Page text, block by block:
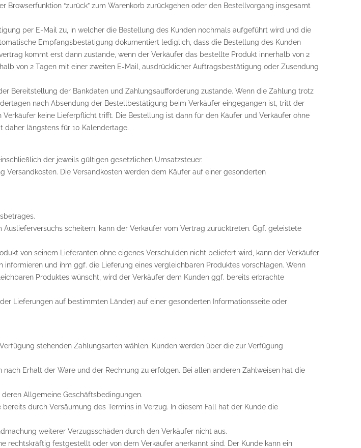
“zurück” zum Warenkorb zurückgehen oder den Bestellvorgang insgesamt
per E-Mail zu, in welcher die Bestellung des Kunden nochmals aufgeführt wird und die
Empfangsbestätigung dokumentiert lediglich, dass die Bestellung des Kunden
kommt erst dann zustande, wenn der Verkäufer das bestellte Produkt innerhalb von 2
von 2 Tagen mit einer zweiten E-Mail, ausdrücklicher Auftragsbestätigung oder Zusendung
Bereitstellung der Bankdaten und Zahlungsaufforderung zustande. Wenn die Zahlung trotz
nach Absendung der Bestellbestätigung beim Verkäufer eingegangen ist, tritt der
keine Lieferpflicht trifft. Die Bestellung ist dann für den Käufer und Verkäufer ohne
daher längstens für 10 Kalendertage.
der jeweils gültigen gesetzlichen Umsatzsteuer.
Die Versandkosten werden dem Käufer auf einer gesonderten
scheitern, kann der Verkäufer vom Vertrag zurücktreten. Ggf. geleistete
von seinem Lieferanten ohne eigenes Verschulden nicht beliefert wird, kann der Verkäufer
und ihm ggf. die Lieferung eines vergleichbaren Produktes vorschlagen. Wenn
Produktes wünscht, wird der Verkäufer dem Kunden ggf. bereits erbrachte
Lieferungen auf bestimmten Länder) auf einer gesonderten Informationsseite oder
stehenden Zahlungsarten wählen. Kunden werden über die zur Verfügung
Erhalt der Ware und der Rechnung zu erfolgen. Bei allen anderen Zahlweisen hat die
Allgemeine Geschäftsbedingungen.
durch Versäumung des Termins in Verzug. In diesem Fall hat der Kunde die
weiterer Verzugsschäden durch den Verkäufer nicht aus.
rechtskräftig festgestellt oder von dem Verkäufer anerkannt sind. Der Kunde kann ein